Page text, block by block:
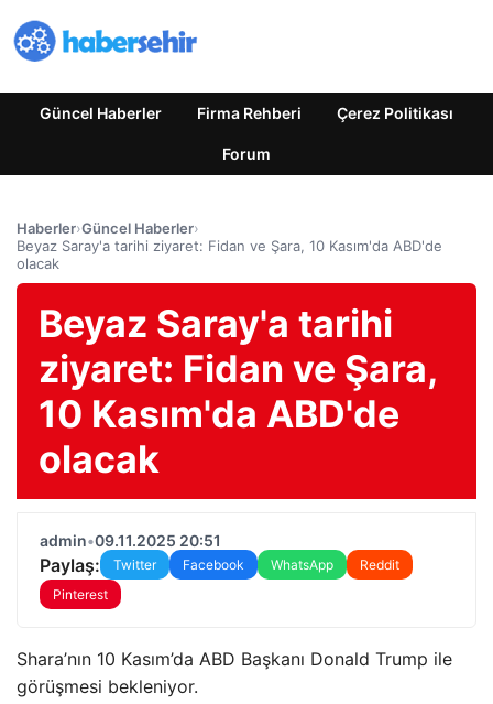
Güncel Haberler Firma Rehberi Çerez Politikası
Forum
Haberler›Güncel Haberler›
Beyaz Saray'a tarihi ziyaret: Fidan ve Şara, 10 Kasım'da ABD'de
olacak
Beyaz Saray'a tarihi
ziyaret: Fidan ve Şara,
10 Kasım'da ABD'de
olacak
admin•09.11.2025 20:51
Paylaş: Twitter Facebook WhatsApp
Reddit
Pinterest
Shara’nın 10 Kasım’da ABD Başkanı Donald Trump ile
görüşmesi bekleniyor.